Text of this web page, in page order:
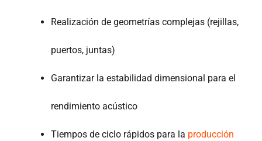
Realización de geometrías complejas (rejillas,
puertos, juntas)
Garantizar la estabilidad dimensional para el
rendimiento acústico
Tiempos de ciclo rápidos para la producción